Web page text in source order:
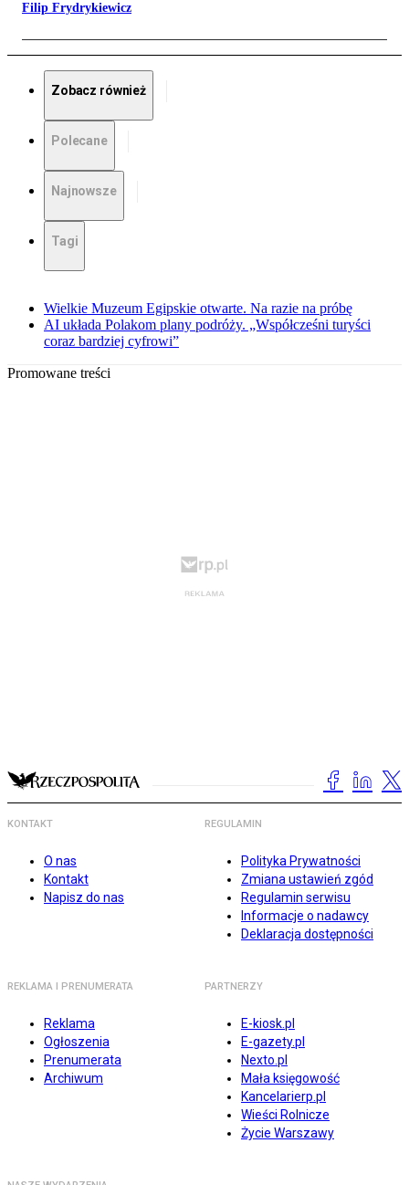
Filip Frydrykiewicz
Zobacz również
Polecane
Najnowsze
Tagi
Wielkie Muzeum Egipskie otwarte. Na razie na próbę
AI układa Polakom plany podróży. „Współcześni turyści
coraz bardziej cyfrowi”
Promowane treści
KONTAKT
O nas
Kontakt
Napisz do nas
REGULAMIN
Polityka Prywatności
Zmiana ustawień zgód
Regulamin serwisu
Informacje o nadawcy
Deklaracja dostępności
REKLAMA I PRENUMERATA
Reklama
Ogłoszenia
Prenumerata
Archiwum
PARTNERZY
E-kiosk.pl
E-gazety.pl
Nexto.pl
Mała księgowość
Kancelarierp.pl
Wieści Rolnicze
Życie Warszawy